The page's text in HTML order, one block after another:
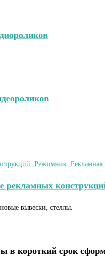
рекламных
вывески, стеллы.
в короткий срок